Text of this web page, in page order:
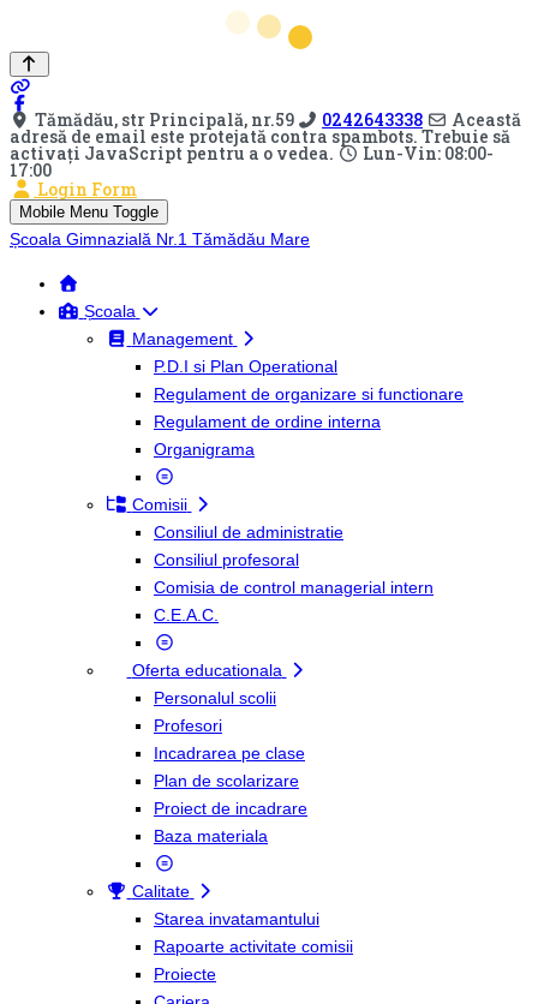
Tămădău, str Principală, nr.59 0242643338 Această
adresă de email este protejată contra spambots. Trebuie să
activați JavaScript pentru a o vedea. Lun-Vin: 08:00-
17:00
Login Form
Mobile Menu Toggle
Școala Gimnazială Nr.1 Tămădău Mare
Școala
Management
P.D.I si Plan Operational
Regulament de organizare si functionare
Regulament de ordine interna
Organigrama
Comisii
Consiliul de administratie
Consiliul profesoral
Comisia de control managerial intern
C.E.A.C.
Oferta educationala
Personalul scolii
Profesori
Incadrarea pe clase
Plan de scolarizare
Proiect de incadrare
Baza materiala
Calitate
Starea invatamantului
Rapoarte activitate comisii
Proiecte